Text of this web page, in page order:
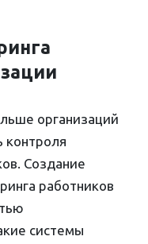
организаций
контроля
Создание
работников
системы